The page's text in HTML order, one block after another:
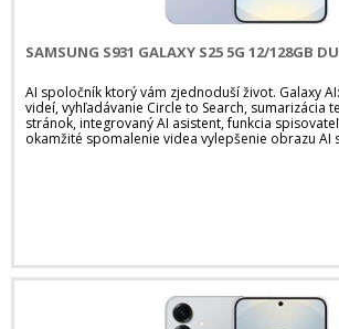
SAMSUNG S931 GALAXY S25 5G 12/128GB
AI spoločník ktorý vám zjednoduší život. Galaxy
videí, vyhľadávanie Circle to Search, sumarizácia
stránok, integrovaný AI asistent, funkcia
okamžité spomalenie videa vylepšenie obrazu AI